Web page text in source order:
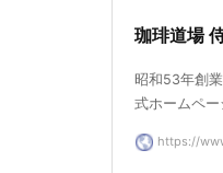
珈琲道場
昭和53年創
式ホームペー
https://